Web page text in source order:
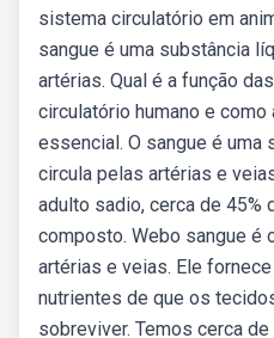
sistema circulatório em
sangue é uma substância
artérias. Qual é a função
circulatório humano e como
essencial. O sangue é uma
circula pelas artérias e
adulto sadio, cerca de 45%
composto. Webo sangue é
artérias e veias. Ele
nutrientes de que os
sobreviver. Temos cerca